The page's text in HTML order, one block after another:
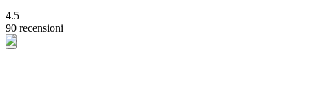
4.5
90 recensioni